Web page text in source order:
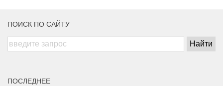
ПОИСК ПО САЙТУ
ПОСЛЕДНЕЕ